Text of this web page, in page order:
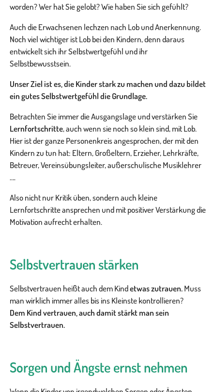
worden? Wer hat Sie gelobt? Wie haben Sie sich gefühlt?
Auch die Erwachsenen lechzen nach Lob und Anerkennung.
Noch viel wichtiger ist Lob bei den Kindern, denn daraus
entwickelt sich ihr Selbstwertgefühl und ihr
Selbstbewusstsein.
Unser Ziel ist es, die Kinder stark zu machen und dazu bildet
ein gutes Selbstwertgefühl die Grundlage.
Betrachten Sie immer die Ausgangslage und verstärken Sie
Lernfortschritte, auch wenn sie noch so klein sind, mit Lob.
Hier ist der ganze Personenkreis angesprochen, der mit den
Kindern zu tun hat: Eltern, Großeltern, Erzieher, Lehrkräfte,
Betreuer, Vereinsübungsleiter, außerschulische Musiklehrer
….
Also nicht nur Kritik üben, sondern auch kleine
Lernfortschritte ansprechen und mit positiver Verstärkung die
Motivation aufrecht erhalten.
Selbstvertrauen stärken
Selbstvertrauen heißt auch dem Kindetwas zutrauen.Muss
man wirklich immer alles bis ins Kleinste kontrollieren?
Dem Kind vertrauen, auch damit stärkt man sein
Selbstvertrauen.
Sorgen und Ängste ernst nehmen